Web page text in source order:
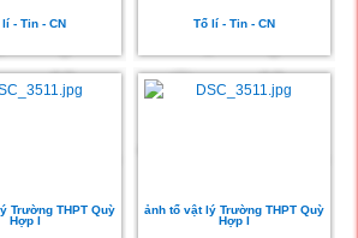
lí - Tin - CN Tổ lí - Tin - CN
Trường THPT Quỳ
Hợp I
ảnh tổ vật lý Trường THPT Quỳ
Hợp I